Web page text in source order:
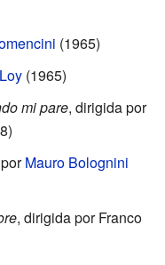
(1965)
(1965)
mi pare, dirigida por
Mauro Bolognini
, dirigida por Franco